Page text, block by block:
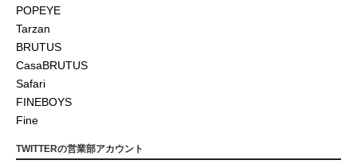
POPEYE
Tarzan
BRUTUS
CasaBRUTUS
Safari
FINEBOYS
Fine
TWITTERの営業部アカウント